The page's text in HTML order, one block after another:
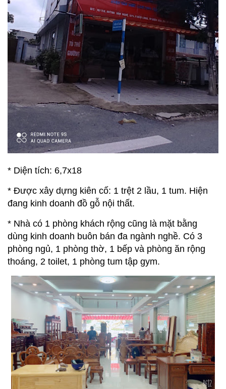
* Diện tích: 6,7x18
* Được xây dựng kiên cố: 1 trệt 2 lầu, 1 tum. Hiện
đang kinh doanh đồ gỗ nội thất.
* Nhà có 1 phòng khách rộng cũng là mặt bằng
dùng kinh doanh buôn bán đa ngành nghề. Có 3
phòng ngủ, 1 phòng thờ, 1 bếp và phòng ăn rộng
thoáng, 2 toilet, 1 phòng tum tập gym.